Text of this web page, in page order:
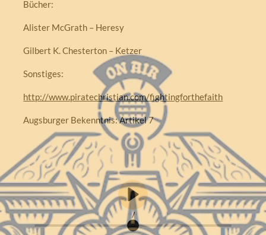
Bücher:
Alister McGrath – Heresy
Gilbert K. Chesterton – Ketzer
Sonstiges:
http://www.piratechristian.com/fightingforthefaith
Augsburger Bekenntnis: Artikel 7
/